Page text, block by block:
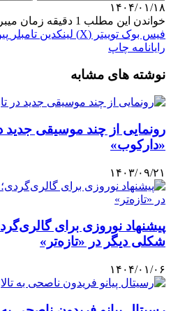
۱۴۰۴/۰۱/۱۸
خواندن این مطلب 1 دقیقه زمان میبرد
فیس بوک توییتر (X) لینکدین ‫تامبلر
رایانامه چاپ
نوشته های مشابه
رونمایی از چند موسیقی جدید
«دارکوب»
۱۴۰۳/۰۹/۲۱
پیشنهاد نوروزی برای
شکلی دیگر در «تازه‌تر»
۱۴۰۴/۰۱/۰۶